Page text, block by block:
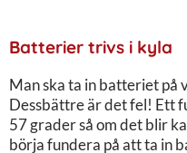
Batterier trivs i kyla
Man ska ta in batteriet på
Dessbättre är det fel! Ett
57 grader så om det blir
börja fundera på att ta in